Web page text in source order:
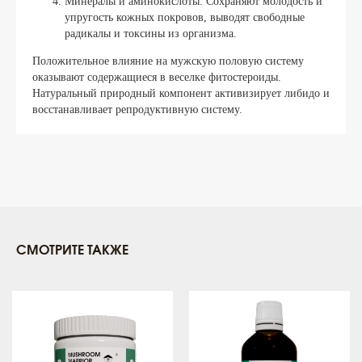
упругость кожных покровов, выводят свободные
радикалы и токсины из организма.
Положительное влияние на мужскую половую систему
оказывают содержащиеся в веселке фитостероиды.
Натуральный природный компонент активизирует либидо и
восстанавливает репродуктивную систему.
СМОТРИТЕ ТАКЖЕ